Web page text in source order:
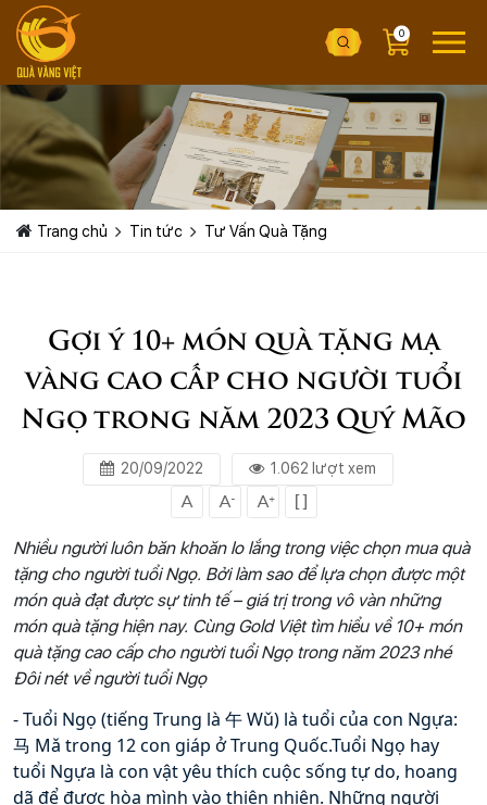
0
Trang chủ Tin tức Tư Vấn Quà Tặng
Gợi ý 10+ món quà tặng mạ
vàng cao cấp cho người tuổi
Ngọ trong năm 2023 Quý Mão
20/09/2022 1.062 lượt xem
Nhiều người luôn băn khoăn lo lắng trong việc chọn mua quà
tặng cho người tuổi Ngọ. Bởi làm sao để lựa chọn được một
món quà đạt được sự tinh tế – giá trị trong vô vàn những
món quà tặng hiện nay. Cùng Gold Việt tìm hiểu về 10+ món
quà tặng cao cấp cho người tuổi Ngọ trong năm 2023 nhé
Đôi nét về người tuổi Ngọ
- Tuổi Ngọ (tiếng Trung là 午 Wǔ) là tuổi của con Ngựa:
马 Mǎ trong 12 con giáp ở Trung Quốc.Tuổi Ngọ hay
tuổi Ngựa là con vật yêu thích cuộc sống tự do, hoang
dã để được hòa mình vào thiên nhiên. Những người